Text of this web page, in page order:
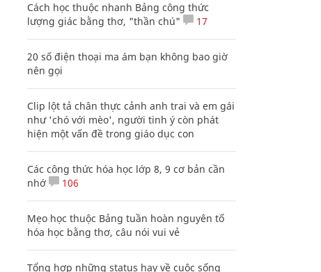
Cách học thuộc nhanh Bảng công thức
lượng giác bằng thơ, "thần chú"
17
20 số điện thoại ma ám bạn không bao giờ
nên gọi
Clip lột tả chân thực cảnh anh trai và em gái
như 'chó với mèo', người tinh ý còn phát
hiện một vấn đề trong giáo dục con
Các công thức hóa học lớp 8, 9 cơ bản cần
nhớ
106
Mẹo học thuộc Bảng tuần hoàn nguyên tố
hóa học bằng thơ, câu nói vui vẻ
Tổng hợp những status hay về cuộc sống